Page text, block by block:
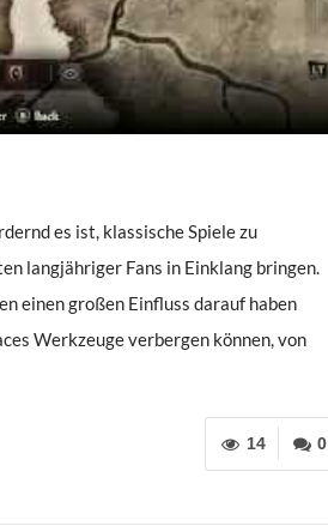
es ist, klassische Spiele zu
langjähriger Fans in Einklang bringen.
einen großen Einfluss darauf haben
Werkzeuge verbergen können, von
0
14